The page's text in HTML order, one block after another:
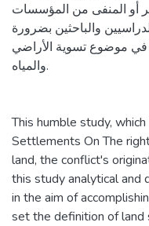
أو المنفى من المؤسسات
والباحثين بضرورة
في موضوع تسوية الأراضي
والمياه.
This humble study,
Settlements On The
land, the conflict's
this study analytical and
in the aim of
set the definition of